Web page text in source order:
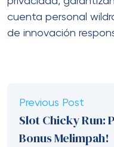
cuenta personal
de innovación
Previous Post
Slot Chicky Run:
Bonus Melimpah!